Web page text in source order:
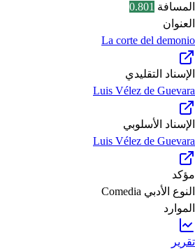
المسافة 0.801
العنوان
La corte del demonio
الإسناد التقليدي
Luis Vélez de Guevara
الإسناد الأسلوبي
Luis Vélez de Guevara
مؤكد
النوع الأدبي Comedia
الموارد
تقرير